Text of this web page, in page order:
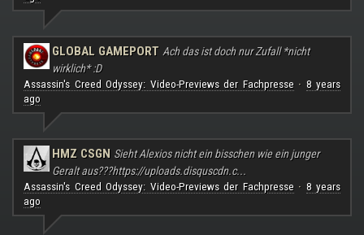
GLOBAL GAMEPORT Ach das ist doch nur Zufall *nicht
wirklich* :D
Assassin's Creed Odyssey: Video-Previews der Fachpresse· 8 years
ago
HMZ CSGN Sieht Alexios nicht ein bisschen wie ein junger
Geralt aus???https://uploads.disquscdn.c...
Assassin's Creed Odyssey: Video-Previews der Fachpresse· 8 years
ago